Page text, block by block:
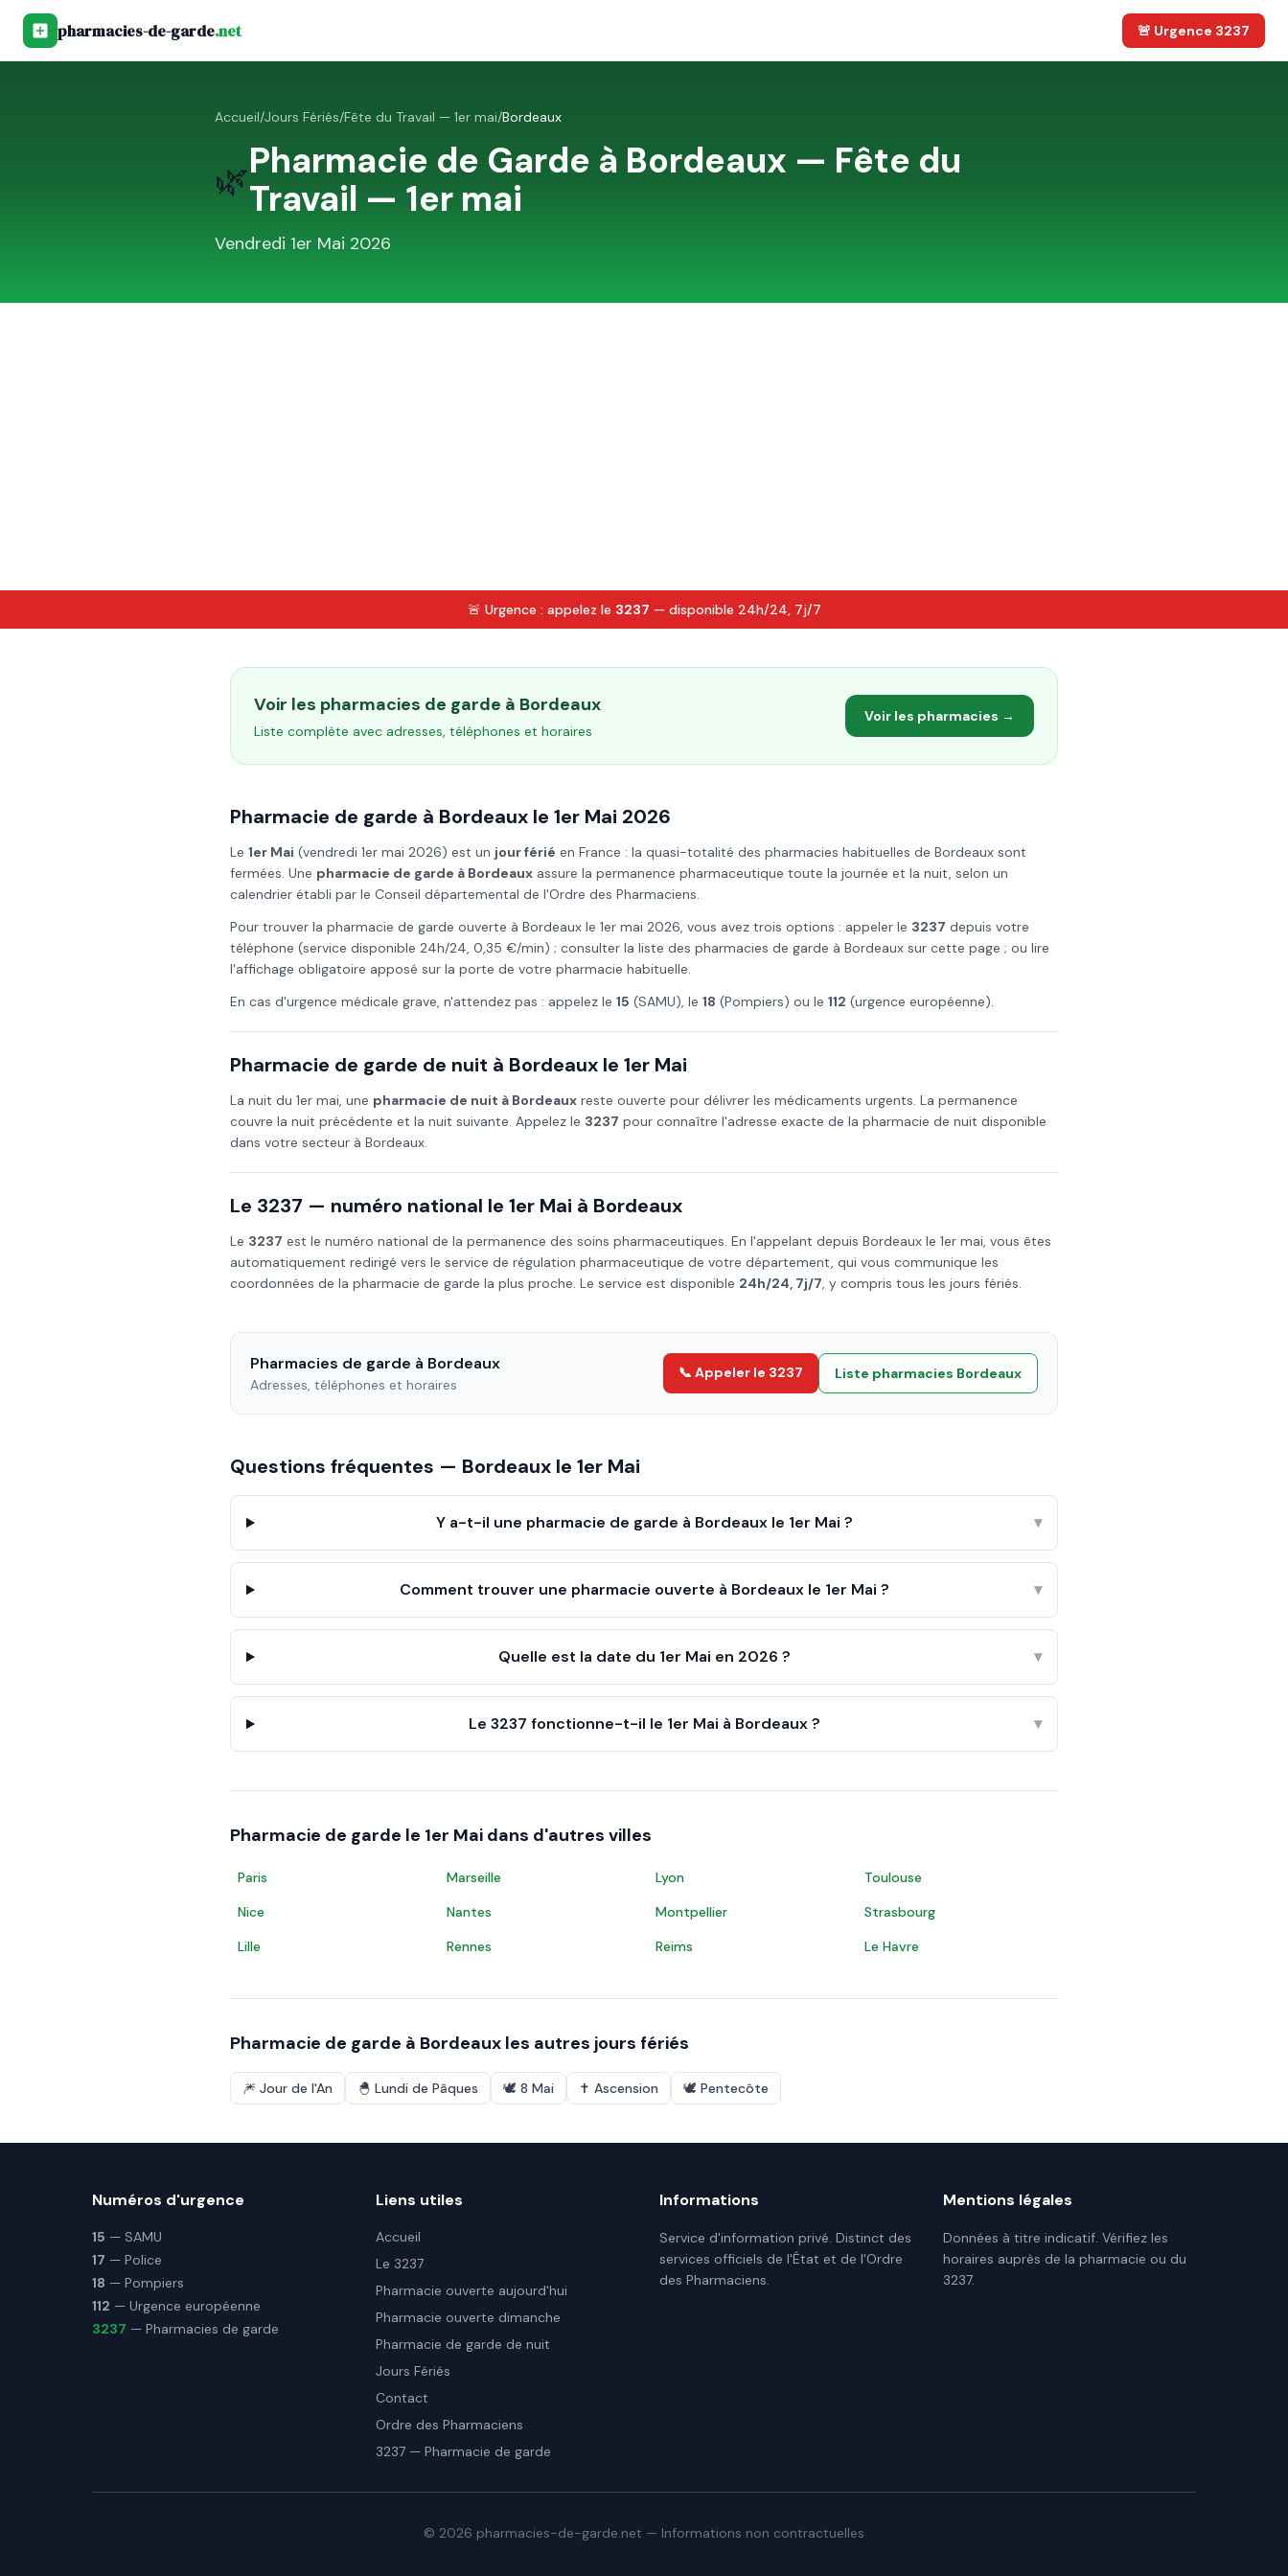
pharmacies-de-garde.net 🚨 Urgence 3237
Accueil/Jours Fériés/Fête du Travail — 1er mai/Bordeaux
🌿Pharmacie de Garde à Bordeaux — Fête du
Travail — 1er mai
Vendredi 1er Mai 2026
🚨 Urgence : appelez le 3237 — disponible 24h/24, 7j/7
Voir les pharmacies de garde à Bordeaux
Liste complète avec adresses, téléphones et horaires
Voir les pharmacies →
Pharmacie de garde à Bordeaux le 1er Mai 2026
Le 1er Mai (vendredi 1er mai 2026) est un jour férié en France : la quasi-totalité des pharmacies habituelles de Bordeaux sont
fermées. Une pharmacie de garde à Bordeaux assure la permanence pharmaceutique toute la journée et la nuit, selon un
calendrier établi par le Conseil départemental de l'Ordre des Pharmaciens.
Pour trouver la pharmacie de garde ouverte à Bordeaux le 1er mai 2026, vous avez trois options : appeler le 3237 depuis votre
téléphone (service disponible 24h/24, 0,35 €/min) ; consulter la liste des pharmacies de garde à Bordeaux sur cette page ; ou lire
l'affichage obligatoire apposé sur la porte de votre pharmacie habituelle.
En cas d'urgence médicale grave, n'attendez pas : appelez le 15 (SAMU), le 18 (Pompiers) ou le 112 (urgence européenne).
Pharmacie de garde de nuit à Bordeaux le 1er Mai
La nuit du 1er mai, une pharmacie de nuit à Bordeaux reste ouverte pour délivrer les médicaments urgents. La permanence
couvre la nuit précédente et la nuit suivante. Appelez le 3237 pour connaître l'adresse exacte de la pharmacie de nuit disponible
dans votre secteur à Bordeaux.
Le 3237 — numéro national le 1er Mai à Bordeaux
Le 3237 est le numéro national de la permanence des soins pharmaceutiques. En l'appelant depuis Bordeaux le 1er mai, vous êtes
automatiquement redirigé vers le service de régulation pharmaceutique de votre département, qui vous communique les
coordonnées de la pharmacie de garde la plus proche. Le service est disponible 24h/24, 7j/7, y compris tous les jours fériés.
Pharmacies de garde à Bordeaux
Adresses, téléphones et horaires
📞 Appeler le 3237 Liste pharmacies Bordeaux
Questions fréquentes — Bordeaux le 1er Mai
Y a-t-il une pharmacie de garde à Bordeaux le 1er Mai ? ▾
Comment trouver une pharmacie ouverte à Bordeaux le 1er Mai ? ▾
Quelle est la date du 1er Mai en 2026 ? ▾
Le 3237 fonctionne-t-il le 1er Mai à Bordeaux ? ▾
Pharmacie de garde le 1er Mai dans d'autres villes
Paris Marseille Lyon
Toulouse
Nice
Nantes Montpellier
Strasbourg
Lille
Rennes Reims Le Havre
Pharmacie de garde à Bordeaux les autres jours fériés
🎆 Jour de l'An 🐣 Lundi de Pâques 🕊️ 8 Mai ✝️ Ascension 🕊️ Pentecôte
Numéros d'urgence
15 — SAMU
17 — Police
18 — Pompiers
112 — Urgence européenne
3237 — Pharmacies de garde
Liens utiles
Accueil
Le 3237
Pharmacie ouverte aujourd'hui
Pharmacie ouverte dimanche
Pharmacie de garde de nuit
Jours Fériés
Contact
Ordre des Pharmaciens
3237 — Pharmacie de garde
Informations
Service d'information privé. Distinct des
services officiels de l'État et de l'Ordre
des Pharmaciens.
Mentions légales
Données à titre indicatif. Vérifiez les
horaires auprès de la pharmacie ou du
3237.
© 2026 pharmacies-de-garde.net — Informations non contractuelles